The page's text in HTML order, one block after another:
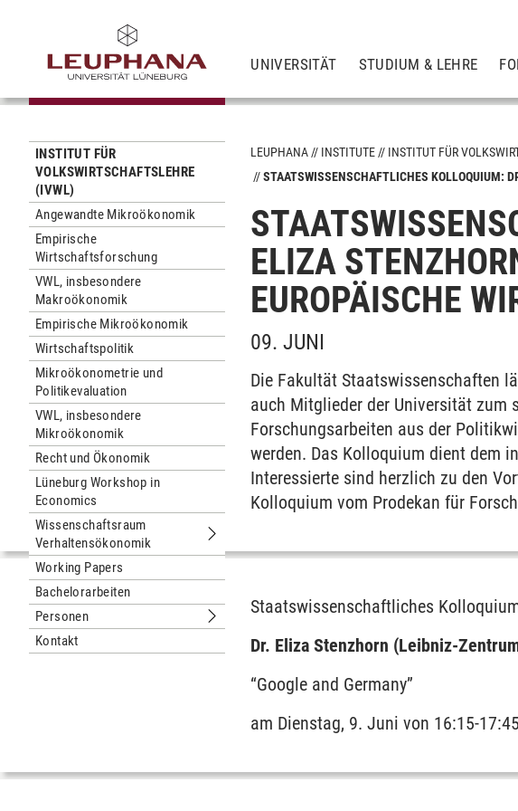
UNIVERSITÄT STUDIUM & LEHRE
INSTITUT FÜR
VOLKSWIRTSCHAFTSLEHRE
(IVWL)
Angewandte Mikroökonomik
Empirische
Wirtschaftsforschung
VWL, insbesondere
Makroökonomik
Empirische Mikroökonomik
Wirtschaftspolitik
Mikroökonometrie und
Politikevaluation
VWL, insbesondere
Mikroökonomik
Recht und Ökonomik
Lüneburg Workshop in
Economics
Wissenschaftsraum
Verhaltensökonomik
Untermenu Wissenschaftsraum Verhaltensökonomik
Working Papers
Bachelorarbeiten
Personen
Untermenu Personen
Kontakt
LEUPHANA INSTITUTE INSTITUT FÜR
STAATSWISSENSCHAFTLICHES KOLLOQUIUM:
ELIZA
EUROPÄISCHE
09. JUNI
Die Fakultät Staatswissenschaften
auch Mitglieder der Universität
Forschungsarbeiten aus der
werden. Das Kolloquium dient dem
Interessierte sind herzlich zu den
Kolloquium vom Prodekan für
Staatswissenschaftliches
Dr. Eliza Stenzhorn (Leibniz-
“Google and Germany”
am Dienstag, 9. Juni von 16:15-